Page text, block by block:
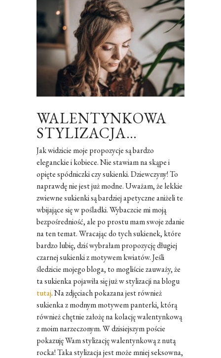
WALENTYNKOWA
STYLIZACJA…
Jak widzicie moje propozycje są bardzo
eleganckie i kobiece. Nie stawiam na skąpe i
opięte spódniczki czy sukienki. Dziewczyny! To
naprawdę nie jest już modne. Uważam, że lekkie
zwiewne sukienki są bardziej apetyczne aniżeli te
wbijające się w pośladki. Wybaczcie mi moją
bezpośredniość, ale po prostu mam swoje zdanie
na ten temat. Wracając do tych sukienek, które
bardzo lubię, dziś wybrałam propozycję długiej
czarnej sukienki z motywem kwiatów. Jeśli
śledzicie mojego bloga, to mogliście zauważy, że
ta sukienka pojawiła się już w stylizacji na blogu
tutaj. Na zdjęciach pokazana jest również
sukienka z modnym motywem panterki, którą
również chętnie założę na kolację walentynkową
z moim narzeczonym. W dzisiejszym poście
pokazuję Wam stylizację walentynkową z nutą
rocka! Taka stylizacja jest może mniej seksowna,